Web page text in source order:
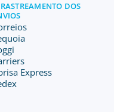
DOS
Express